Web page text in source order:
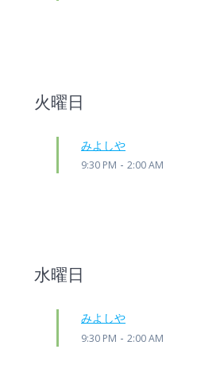
火曜日
みよしや
9:30 PM - 2:00 AM
水曜日
みよしや
9:30 PM - 2:00 AM